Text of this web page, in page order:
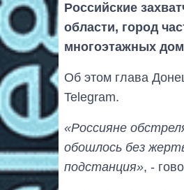
Российские
области, город
многоэтажных
Об этом глава
Telegram.
«Россияне
обошлось без
подстанция», -